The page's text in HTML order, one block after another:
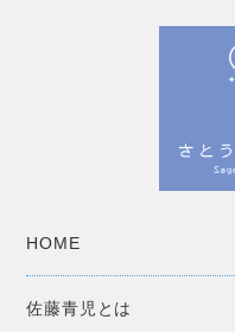
HOME
佐藤青児とは